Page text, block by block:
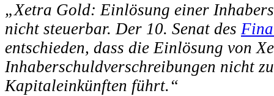
„Xetra Gold: Einlösung einer
nicht steuerbar. Der 10. Senat des
entschieden, dass die Einlösung von
Inhaberschuldverschreibungen nicht
Kapitaleinkünften führt.“